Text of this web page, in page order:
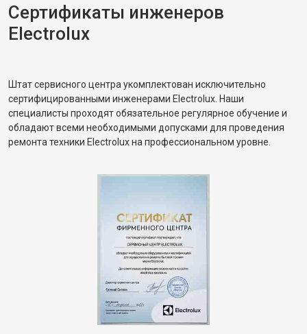
Сертификаты инженеров
Electrolux
Штат сервисного центра укомплектован исключительно
сертифицированными инженерами Electrolux. Наши
специалисты проходят обязательное регулярное обучение и
обладают всеми необходимыми допусками для проведения
ремонта техники Electrolux на профессиональном уровне.